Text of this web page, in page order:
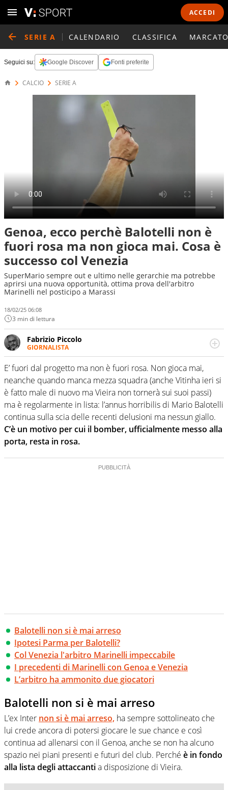
ACCEDI
SERIE A CALENDARIO CLASSIFICA
Seguici su: Google Discover Fonti preferite
CALCIO SERIE A
Genoa, ecco perchè Balotelli non è
fuori rosa ma non gioca mai. Cosa è
successo col Venezia
SuperMario sempre out e ultimo nelle gerarchie ma potrebbe
aprirsi una nuova opportunità, ottima prova dell'arbitro
Marinelli nel posticipo a Marassi
18/02/25 06:08
3 min di lettura
Fabrizio Piccolo
GIORNALISTA
Nella sua carriera ha seguito numerose manifestazioni
sportive e collaborato con agenzie e testate. Esperienza,
competenza, conoscenza e memoria storica. Si occupa
prevalentemente di calcio
E’ fuori dal progetto ma non è fuori rosa. Non gioca mai,
neanche quando manca mezza squadra (anche Vitinha ieri si
è fatto male di nuovo ma Vieira non tornerà sui suoi passi)
ma è regolarmente in lista: l’annus horribilis di Mario Balotelli
continua sulla scia delle recenti delusioni ma nessun giallo.
C’è un motivo per cui il bomber, ufficialmente messo alla
porta, resta in rosa.
Balotelli non si è mai arreso
Ipotesi Parma per Balotelli?
Col Venezia l'arbitro Marinelli impeccabile
I precedenti di Marinelli con Genoa e Venezia
L’arbitro ha ammonito due giocatori
Balotelli non si è mai arreso
L’ex Inter non si è mai arreso, ha sempre sottolineato che
lui crede ancora di potersi giocare le sue chance e così
continua ad allenarsi con il Genoa, anche se non ha alcuno
spazio nei piani presenti e futuri del club. Perché è in fondo
alla lista degli attaccantia disposizione di Vieira.